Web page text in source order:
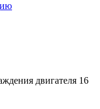
двигателя 16